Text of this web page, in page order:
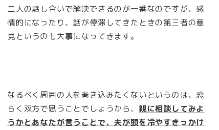
二人の話し合いで解決できるのが一番なのですが、感
情的になったり、話が停滞してきたときの第三者の意
見というのも大事になってきます。
なるべく周囲の人を巻き込みたくないというのは、恐
らく双方で思うことでしょうから、 親に相談してみよ
うかとあなたが言うことで、夫が頭を冷やすきっかけ